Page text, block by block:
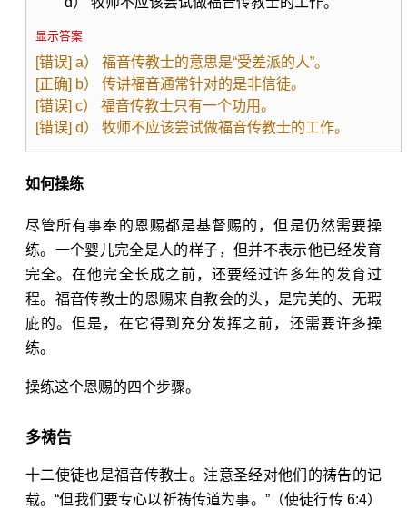
显示答案
[错误] a） 福音传教士的意思是“受差派的人”。
[正确] b） 传讲福音通常针对的是非信徒。
[错误] c） 福音传教士只有一个功用。
[错误] d） 牧师不应该尝试做福音传教士的工作。
如何操练
尽管所有事奉的恩赐都是基督赐的，但是仍然需要操
练。一个婴儿完全是人的样子，但并不表示他已经发育
完全。在他完全长成之前，还要经过许多年的发育过
程。福音传教士的恩赐来自教会的头，是完美的、无瑕
庛的。但是，在它得到充分发挥之前，还需要许多操
练。
操练这个恩赐的四个步骤。
多祷告
十二使徒也是福音传教士。注意圣经对他们的祷告的记
载。“但我们要专心以祈祷传道为事。”（使徒行传 6:4）